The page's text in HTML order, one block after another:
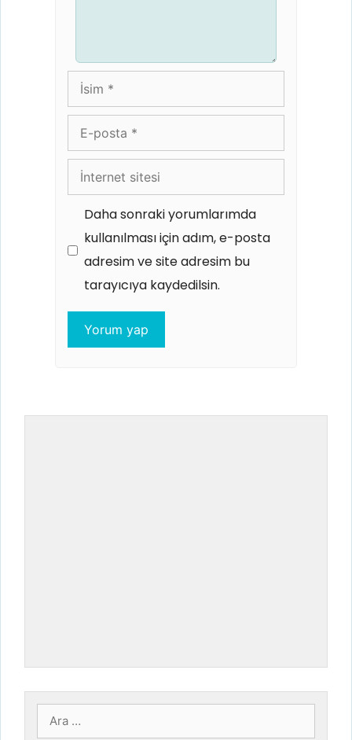
İsim
posta
İnternet
sitesi
Daha sonraki yorumlarımda
kullanılması için adım, e-posta
adresim ve site adresim bu
tarayıcıya kaydedilsin.
için
ara